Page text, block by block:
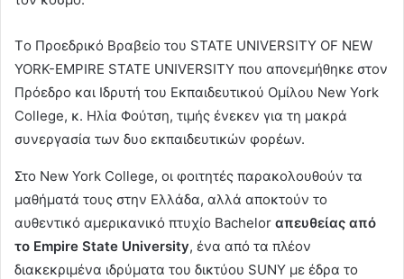
Tο Προεδρικό Βραβείο του STATE UNIVERSITY OF NEW
YORK-EMPIRE STATE UNIVERSITY που απονεμήθηκε στον
Πρόεδρο και Ιδρυτή του Εκπαιδευτικού Ομίλου New York
College, κ. Ηλία Φούτση, τιμής ένεκεν για τη μακρά
συνεργασία των δυο εκπαιδευτικών φορέων.
Στο New York College, οι φοιτητές παρακολουθούν τα
μαθήματά τους στην Ελλάδα, αλλά αποκτούν το
αυθεντικό αμερικανικό πτυχίο Bachelor απευθείας από
το Empire State University, ένα από τα πλέον
διακεκριμένα ιδρύματα του δικτύου SUNY με έδρα το